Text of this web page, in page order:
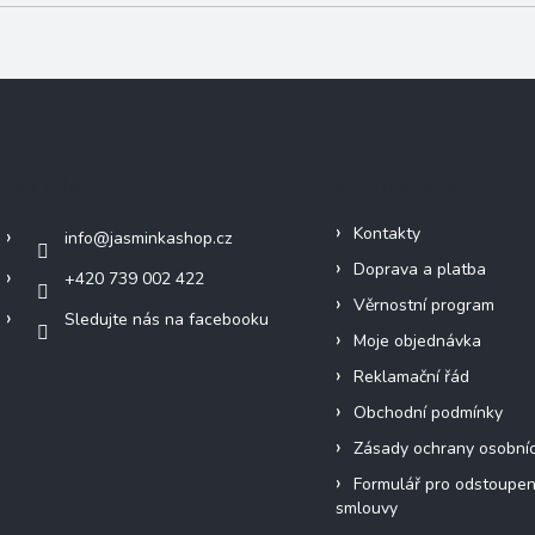
info@jasminkashop.cz
+420 739 002 422
Sledujte nás na facebooku
Kontakty
Doprava a platba
Věrnostní program
Moje objednávka
Reklamační řád
Obchodní podmínky
Zásady ochrany
Formulář pro
smlouvy